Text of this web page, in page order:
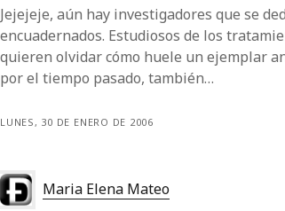
Jejejeje, aún hay investigadores que se
encuadernados. Estudiosos de los
quieren olvidar cómo huele un ejemplar
por el tiempo pasado, también…
LUNES, 30 DE ENERO DE 2006
Maria Elena Mateo